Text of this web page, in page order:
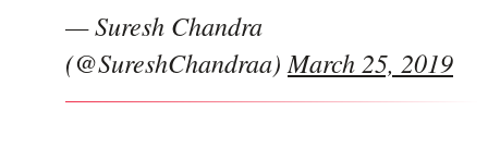
— Suresh Chandra
(@SureshChandraa) March 25, 2019